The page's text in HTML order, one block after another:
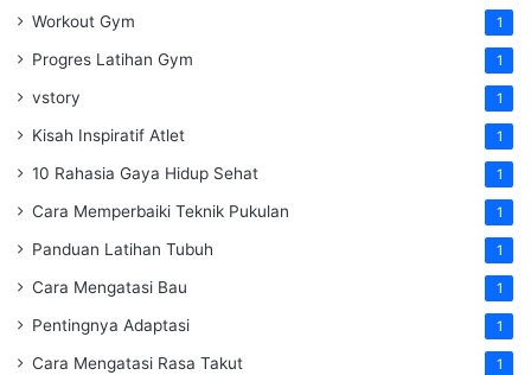
Workout Gym 1
Progres Latihan Gym 1
vstory 1
Kisah Inspiratif Atlet 1
10 Rahasia Gaya Hidup Sehat 1
Cara Memperbaiki Teknik Pukulan 1
Panduan Latihan Tubuh 1
Cara Mengatasi Bau 1
Pentingnya Adaptasi 1
Cara Mengatasi Rasa Takut 1